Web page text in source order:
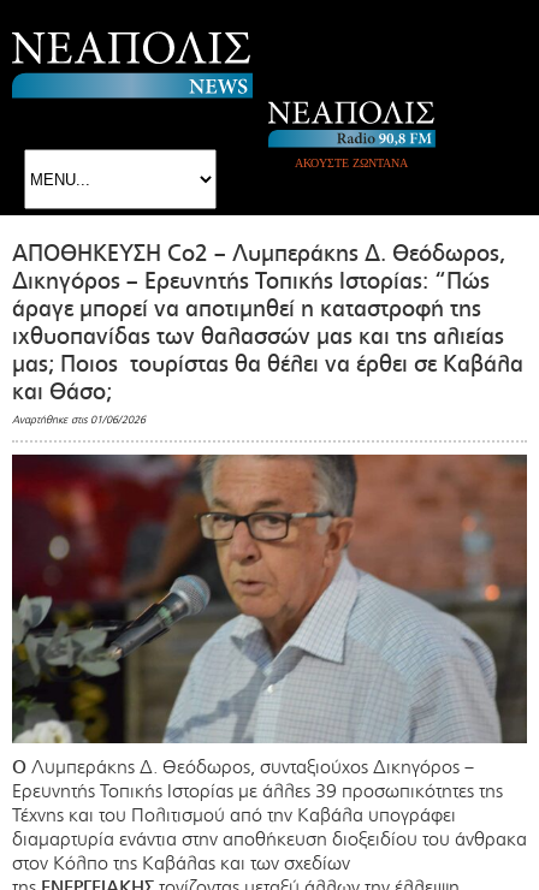
ΑΚΟΥΣΤΕ ΖΩΝΤΑΝΑ
ΑΠΟΘΗΚΕΥΣΗ Co2 – Λυμπεράκης Δ. Θεόδωρος,
Δικηγόρος – Ερευνητής Τοπικής Ιστορίας: “Πώς
άραγε μπορεί να αποτιμηθεί η καταστροφή της
ιχθυοπανίδας των θαλασσών μας και της αλιείας
μας; Ποιος τουρίστας θα θέλει να έρθει σε Καβάλα
και Θάσο;
Αναρτήθηκε στις 01/06/2026
Ο Λυμπεράκης Δ. Θεόδωρος, συνταξιούχος Δικηγόρος –
Ερευνητής Τοπικής Ιστορίας με άλλες 39 προσωπικότητες της
Τέχνης και του Πολιτισμού από την Καβάλα υπογράφει
διαμαρτυρία ενάντια στην αποθήκευση διοξειδίου του άνθρακα
στον Κόλπο της Καβάλας και των σχεδίων